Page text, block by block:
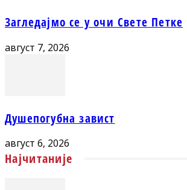
Загледајмо се у очи Свете Петке
август 7, 2026
Душепогубна завист
август 6, 2026
Најчитаније